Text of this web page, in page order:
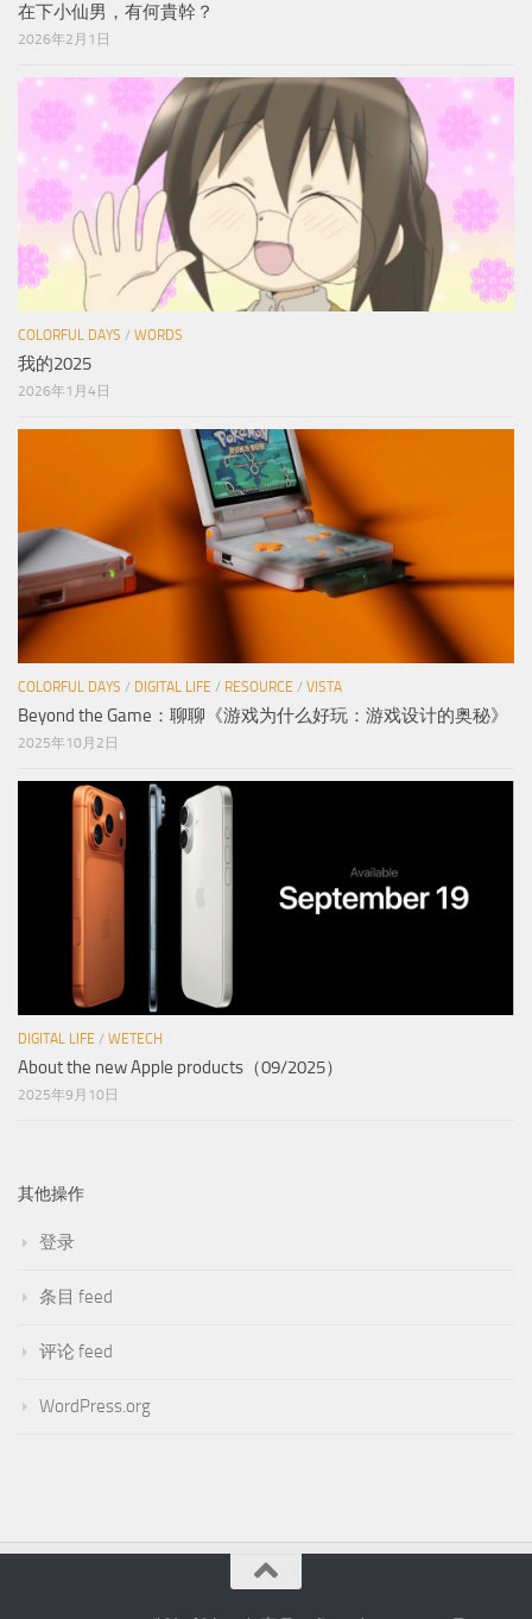
在下小仙男，有何貴幹？
2026年2月1日
COLORFUL DAYS / WORDS
我的2025
2026年1月4日
COLORFUL DAYS / DIGITAL LIFE / RESOURCE / VISTA
Beyond the Game：聊聊《游戏为什么好玩：游戏设计的奥秘》
2025年10月2日
DIGITAL LIFE / WETECH
About the new Apple products（09/2025）
2025年9月10日
其他操作
登录
条目 feed
评论 feed
WordPress.org